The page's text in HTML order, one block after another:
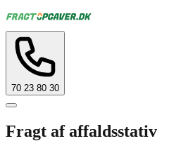
70 23 80 30
Fragt af affaldsstativ